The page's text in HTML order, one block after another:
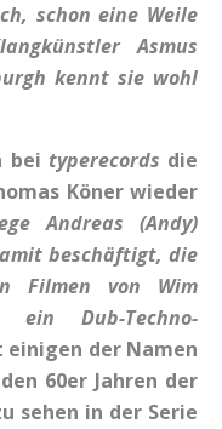
schon eine Weile
Asmus
kennt sie wohl
bei typerecords die
Köner wieder
Andreas (Andy)
beschäftigt, die
Filmen von Wim
ein Dub-Techno-
einigen der Namen
60er Jahren der
sehen in der Serie